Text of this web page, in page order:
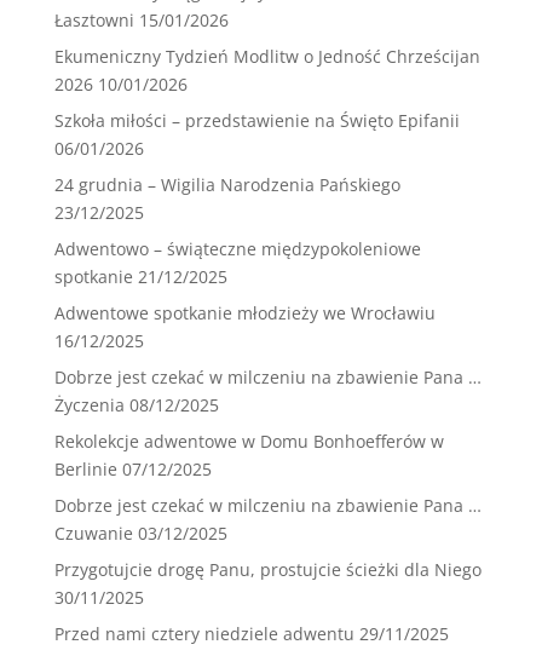
Łasztowni 15/01/2026
Ekumeniczny Tydzień Modlitw o Jedność Chrześcijan
2026 10/01/2026
Szkoła miłości – przedstawienie na Święto Epifanii
06/01/2026
24 grudnia – Wigilia Narodzenia Pańskiego
23/12/2025
Adwentowo – świąteczne międzypokoleniowe
spotkanie 21/12/2025
Adwentowe spotkanie młodzieży we Wrocławiu
16/12/2025
Dobrze jest czekać w milczeniu na zbawienie Pana …
Życzenia 08/12/2025
Rekolekcje adwentowe w Domu Bonhoefferów w
Berlinie 07/12/2025
Dobrze jest czekać w milczeniu na zbawienie Pana …
Czuwanie 03/12/2025
Przygotujcie drogę Panu, prostujcie ścieżki dla Niego
30/11/2025
Przed nami cztery niedziele adwentu 29/11/2025